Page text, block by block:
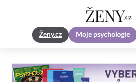
Ženy.cz Moje psychologie